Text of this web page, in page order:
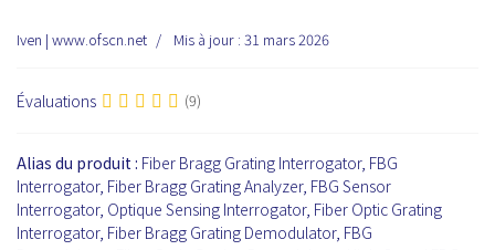
Iven | www.ofscn.net Mis à jour : 31 mars 2026
Évaluations (9)
Alias du produit : Fiber Bragg Grating Interrogator, FBG
Interrogator, Fiber Bragg Grating Analyzer, FBG Sensor
Interrogator, Optique Sensing Interrogator, Fiber Optic Grating
Interrogator, Fiber Bragg Grating Demodulator, FBG